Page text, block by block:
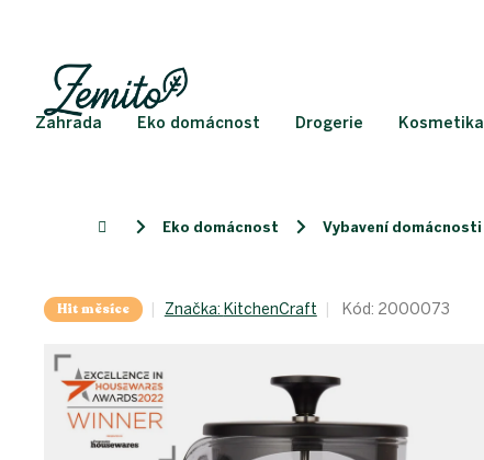
Zahrada Eko domácnost Drogerie Kosmetika
Domů Eko domácnost Vybavení domácnosti
Hit měsíce Značka: KitchenCraft Kód: 2000073